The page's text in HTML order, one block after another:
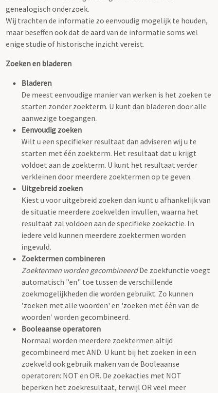
genealogisch onderzoek.
Wij trachten de informatie zo eenvoudig mogelijk te houden,
maar beseffen ook dat de aard van de informatie soms wel
enige studie of historische inzicht vereist.
Zoeken en bladeren
Bladeren
De meest eenvoudige manier van werken is het zoeken te
starten zonder zoekterm. U kunt dan bladeren door alle
aanwezige toegangen.
Eenvoudig zoeken
Wilt u een specifieker resultaat dan adviseren wij u te
starten met één zoekterm. Het resultaat dat u krijgt
voldoet aan de zoekterm. U kunt het resultaat verder
verkleinen door meerdere zoektermen op te geven.
Uitgebreid zoeken
Kiest u voor uitgebreid zoeken dan kunt u afhankelijk van
de situatie meerdere zoekvelden invullen, waarna het
resultaat zal voldoen aan de specifieke zoekactie. In
iedere veld kunnen meerdere zoektermen worden
ingevuld.
Zoektermen combineren
Zoektermen worden gecombineerdDe zoekfunctie voegt
automatisch "en" toe tussen de verschillende
zoekmogelijkheden die worden gebruikt. Zo kunnen
'zoeken met alle woorden' en 'zoeken met één van de
woorden' worden gecombineerd.
Booleaanse operatoren
Normaal worden meerdere zoektermen altijd
gecombineerd met AND. U kunt bij het zoeken in een
zoekveld ook gebruik maken van de Booleaanse
operatoren: NOT en OR. De zoekacties met NOT
beperken het zoekresultaat, terwijl OR veel meer